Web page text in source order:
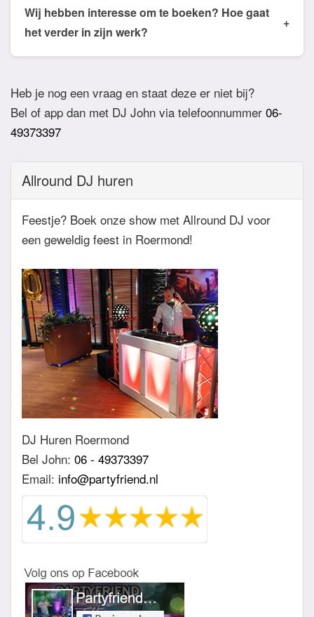
de email of app welke nummers of stijlen jullie niet
willen horen. De DJ houdt daar dan rekening mee.
Wij hebben interesse om te boeken? Hoe gaat
het verder in zijn werk?
+
zodat het feest definitief geboekt is. Wij vragen
overigens geen aanbetaling. Tegen die dat het
feest eraan komt zullen we nog even contact
hebben betreft de muziekwensen en de planning
van de avond. Daarnaast zijn wij altijd bereikbaar
zowel telefonisch, via e-mail of de app.
Heb je nog een vraag en staat deze er niet bij?
Bel of app dan met DJ John via telefoonnummer 06-
49373397
Allround DJ huren
Feestje? Boek onze show met Allround DJ voor
een geweldig feest in Roermond!
DJ Huren Roermond
Bel John: 06 - 49373397
Email: info@partyfriend.nl